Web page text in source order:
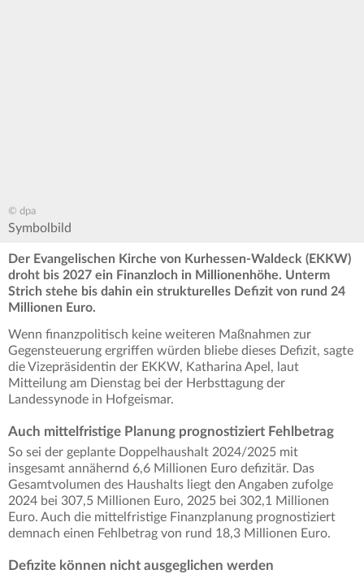
© dpa
Symbolbild
Der Evangelischen Kirche von Kurhessen-Waldeck (EKKW)
droht bis 2027 ein Finanzloch in Millionenhöhe. Unterm
Strich stehe bis dahin ein strukturelles Defizit von rund 24
Millionen Euro.
Wenn finanzpolitisch keine weiteren Maßnahmen zur
Gegensteuerung ergriffen würden bliebe dieses Defizit, sagte
die Vizepräsidentin der EKKW, Katharina Apel, laut
Mitteilung am Dienstag bei der Herbsttagung der
Landessynode in Hofgeismar.
Auch mittelfristige Planung prognostiziert Fehlbetrag
So sei der geplante Doppelhaushalt 2024/2025 mit
insgesamt annähernd 6,6 Millionen Euro defizitär. Das
Gesamtvolumen des Haushalts liegt den Angaben zufolge
2024 bei 307,5 Millionen Euro, 2025 bei 302,1 Millionen
Euro. Auch die mittelfristige Finanzplanung prognostiziert
demnach einen Fehlbetrag von rund 18,3 Millionen Euro.
Defizite können nicht ausgeglichen werden